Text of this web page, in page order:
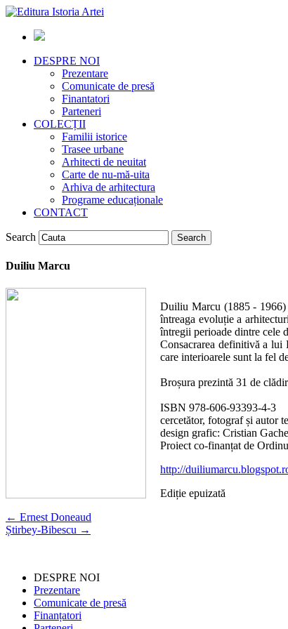
DESPRE NOI
Prezentare
Comunicate de presă
Finantatori
Parteneri
COLECȚII
Familii istorice
Trasee urbane
Arhitecti de neuitat
Carte de nu-mă-uita
Arhiva de arhitectura
Programe educaționale
CONTACT
Search
Duiliu Marcu
Duiliu Marcu (1885 - 1966)
întreaga evoluție a
întregii perioade dintre cele
Consacrarea definitivă a lui
care interioarele sunt la fel
Broșura prezintă 31 de
ISBN 978-606-93393-4-3
cercetător, fotograf și autor
design grafic: Cristian Gache
Proiect co-finanțat de
http://
Ediție epuizată
← Ernest Doneaud
Știrbey-Bibescu →
DESPRE NOI
Prezentare
Comunicate de presă
Finanțatori